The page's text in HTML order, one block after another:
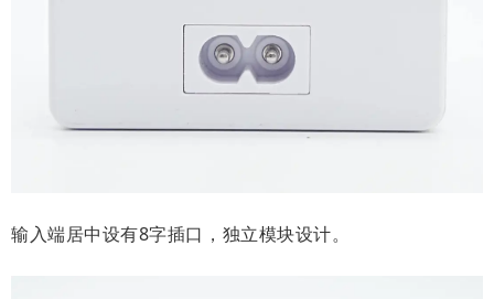
输入端居中设有8字插口，独立模块设计。